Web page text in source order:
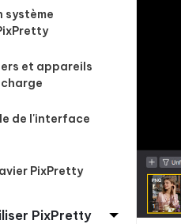
de l'iPhone sans
APP
2.0.0
système
et appareils
de l'interface
PixPretty
PixPretty